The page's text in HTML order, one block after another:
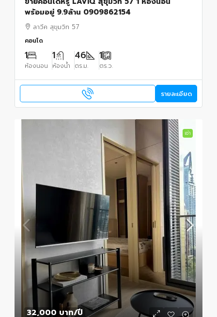
พร้อมอยู่ 9.9ล้าน 0909862154
ลาวีค สุขุมวิท 57
คอนโด
1
ห้องนอน
1
ห้องน้ำ
46
ตร.ม.
1
ตร.ว.
รายละเอียด
เช่า
32,000 บาท/ปี